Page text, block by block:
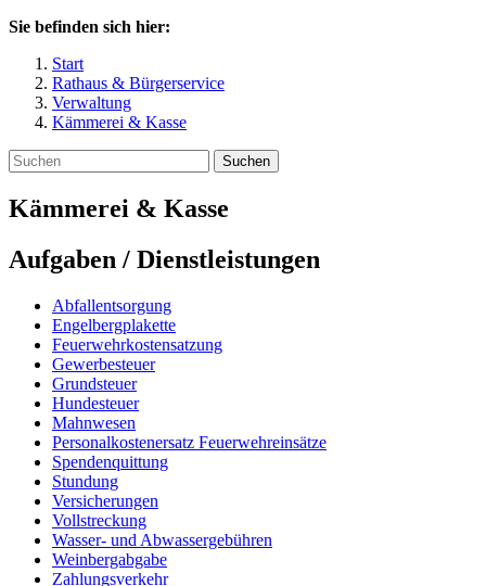
Sie befinden sich hier:
Start
Rathaus & Bürgerservice
Verwaltung
Kämmerei & Kasse
Suchen
Kämmerei & Kasse
Aufgaben / Dienstleistungen
Abfallentsorgung
Engelbergplakette
Feuerwehrkostensatzung
Gewerbesteuer
Grundsteuer
Hundesteuer
Mahnwesen
Personalkostenersatz Feuerwehreinsätze
Spendenquittung
Stundung
Versicherungen
Vollstreckung
Wasser- und Abwassergebühren
Weinbergabgabe
Zahlungsverkehr